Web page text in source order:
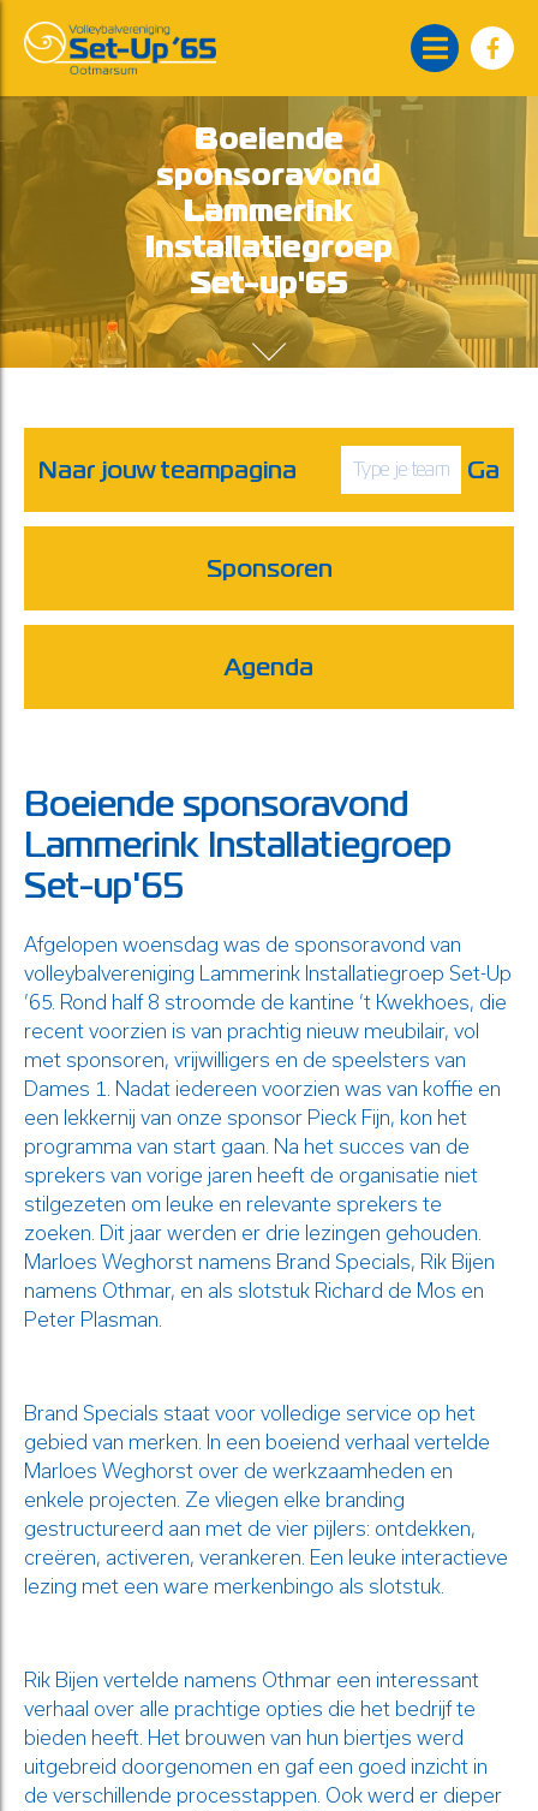
Boeiende
sponsoravond
Lammerink
Installatiegroep
Set-up'65
Naar jouw teampagina Ga
Sponsoren
Agenda
Boeiende sponsoravond
Lammerink Installatiegroep
Set-up'65
Afgelopen woensdag was de sponsoravond van
volleybalvereniging Lammerink Installatiegroep Set-Up
’65. Rond half 8 stroomde de kantine ’t Kwekhoes, die
recent voorzien is van prachtig nieuw meubilair, vol
met sponsoren, vrijwilligers en de speelsters van
Dames 1. Nadat iedereen voorzien was van koffie en
een lekkernij van onze sponsor Pieck Fijn, kon het
programma van start gaan. Na het succes van de
sprekers van vorige jaren heeft de organisatie niet
stilgezeten om leuke en relevante sprekers te
zoeken. Dit jaar werden er drie lezingen gehouden.
Marloes Weghorst namens Brand Specials, Rik Bijen
namens Othmar, en als slotstuk Richard de Mos en
Peter Plasman.
Brand Specials staat voor volledige service op het
gebied van merken. In een boeiend verhaal vertelde
Marloes Weghorst over de werkzaamheden en
enkele projecten. Ze vliegen elke branding
gestructureerd aan met de vier pijlers: ontdekken,
creëren, activeren, verankeren. Een leuke interactieve
lezing met een ware merkenbingo als slotstuk.
Rik Bijen vertelde namens Othmar een interessant
verhaal over alle prachtige opties die het bedrijf te
bieden heeft. Het brouwen van hun biertjes werd
uitgebreid doorgenomen en gaf een goed inzicht in
de verschillende processtappen. Ook werd er dieper